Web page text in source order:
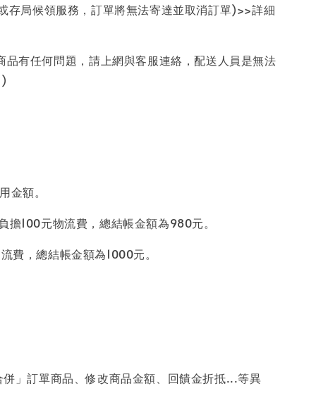
存局候領服務，訂單將無法寄達並取消訂單)>>詳細
有任何問題，請上網與客服連絡，配送人員是無法
金額。
100元物流費，總結帳金額為980元。
費，總結帳金額為1000元。
」訂單商品、修改商品金額、回饋金折抵...等異